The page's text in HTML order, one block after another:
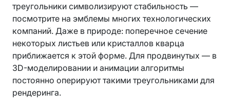
треугольники символизируют стабильность —
посмотрите на эмблемы многих технологических
компаний. Даже в природе: поперечное сечение
некоторых листьев или кристаллов кварца
приближается к этой форме. Для продвинутых — в
3D-моделировании и анимации алгоритмы
постоянно оперируют такими треугольниками для
рендеринга.